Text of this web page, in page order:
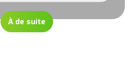
À de suite